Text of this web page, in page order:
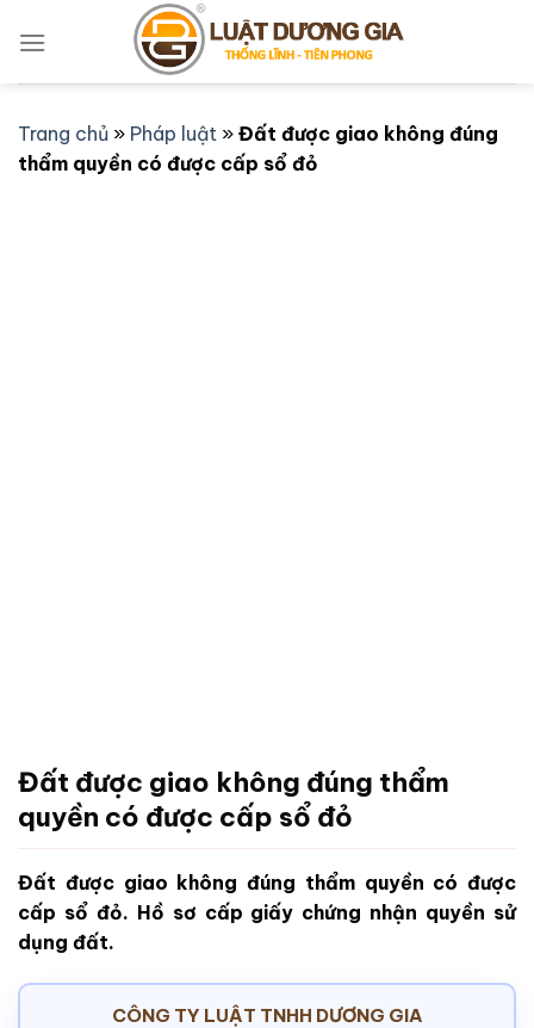
qua
Trang chủ » Pháp luật » Đất được giao không đúng
thẩm quyền có được cấp sổ đỏ
Đất được giao không đúng thẩm
quyền có được cấp sổ đỏ
Đất được giao không đúng thẩm quyền có được
cấp sổ đỏ. Hồ sơ cấp giấy chứng nhận quyền sử
dụng đất.
CÔNG TY LUẬT TNHH DƯƠNG GIA